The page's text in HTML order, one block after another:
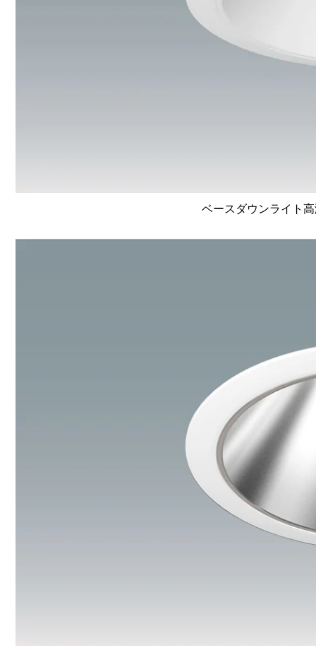
ベースダウンライト